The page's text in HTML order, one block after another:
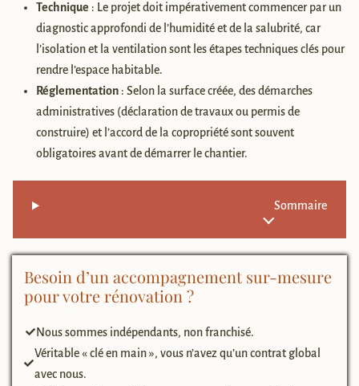
Technique : Le projet doit impérativement commencer par un
diagnostic approfondi de l’humidité et de la salubrité, car
l’isolation et la ventilation sont les étapes techniques clés pour
rendre l’espace habitable.
Réglementation : Selon la surface créée, des démarches
administratives (déclaration de travaux ou permis de
construire) et l’accord de la copropriété sont souvent
obligatoires avant de démarrer le chantier.
Sommaire
Besoin d’un accompagnement sur-mesure
pour votre rénovation ?
Nous sommes indépendants, non franchisé.
Véritable « clé en main », vous n’avez qu’un contrat global
avec nous.